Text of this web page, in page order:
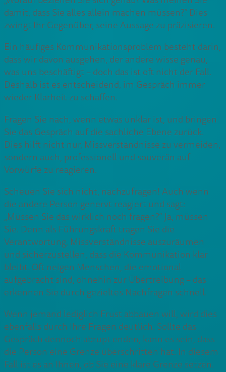
damit, dass Sie alles allein machen müssen?“ Dies
zwingt Ihr Gegenüber, seine Aussage zu präzisieren.
Ein häufiges Kommunikationsproblem besteht darin,
dass wir davon ausgehen, der andere wisse genau,
was uns beschäftigt – doch das ist oft nicht der Fall.
Deshalb ist es entscheidend, im Gespräch immer
wieder Klarheit zu schaffen.
Fragen Sie nach, wenn etwas unklar ist, und bringen
Sie das Gespräch auf die sachliche Ebene zurück.
Dies hilft nicht nur, Missverständnisse zu vermeiden,
sondern auch, professionell und souverän auf
Vorwürfe zu reagieren.
Scheuen Sie sich nicht, nachzufragen! Auch wenn
die andere Person genervt reagiert und sagt:
„Müssen Sie das wirklich noch fragen?“ Ja, müssen
Sie. Denn als Führungskraft tragen Sie die
Verantwortung, Missverständnisse auszuräumen
und sicherzustellen, dass die Kommunikation klar
bleibt. Oft neigen Menschen, die emotional
aufgebracht sind, ohnehin zur Übertreibung – das
erkennen Sie durch gezieltes Nachfragen schnell.
Wenn jemand lediglich Frust abbauen will, wird dies
ebenfalls durch Ihre Fragen deutlich. Sollte das
Gespräch dennoch abrupt enden, kann es sein, dass
die Person eine Grenze überschritten hat. In diesem
Fall ist es an Ihnen, ob Sie eine klare Grenze setzen.